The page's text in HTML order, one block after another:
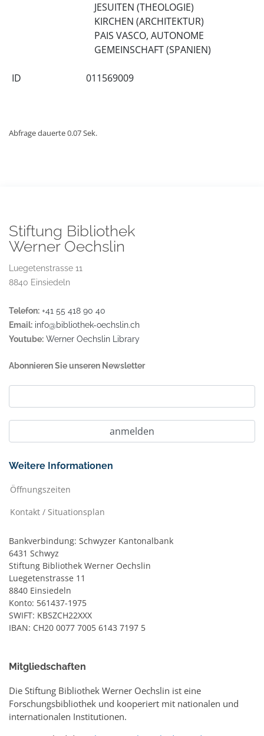
JESUITEN (THEOLOGIE)
KIRCHEN (ARCHITEKTUR)
PAIS VASCO, AUTONOME
GEMEINSCHAFT (SPANIEN)
ID 011569009
Abfrage dauerte 0.07 Sek.
Stiftung Bibliothek
Werner Oechslin
Luegetenstrasse 11
8840 Einsiedeln
Telefon: +41 55 418 90 40
Email: info@bibliothek-oechslin.ch
Youtube: Werner Oechslin Library
Abonnieren Sie unseren Newsletter
Weitere Informationen
Öffnungszeiten
Kontakt / Situationsplan
Bankverbindung: Schwyzer Kantonalbank
6431 Schwyz
Stiftung Bibliothek Werner Oechslin
Luegetenstrasse 11
8840 Einsiedeln
Konto: 561437-1975
SWIFT: KBSZCH22XXX
IBAN: CH20 0077 7005 6143 7197 5
Mitgliedschaften
Die Stiftung Bibliothek Werner Oechslin ist eine
Forschungsbibliothek und kooperiert mit nationalen und
internationalen Institutionen.